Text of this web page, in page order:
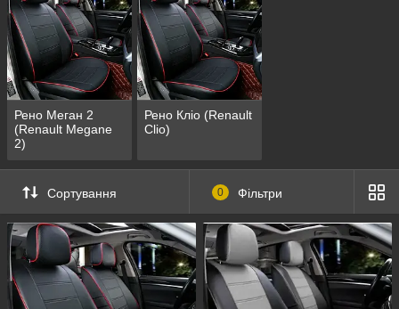
Рено Меган 2
(Renault Megane
2)
Рено Кліо (Renault
Clio)
Сортування 0 Фільтри